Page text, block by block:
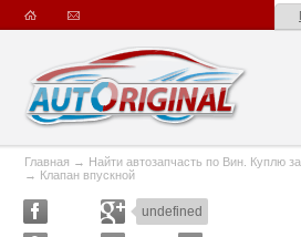
Главная → Найти автозапчасть по Вин. Куплю
→ Клапан впускной
undefined